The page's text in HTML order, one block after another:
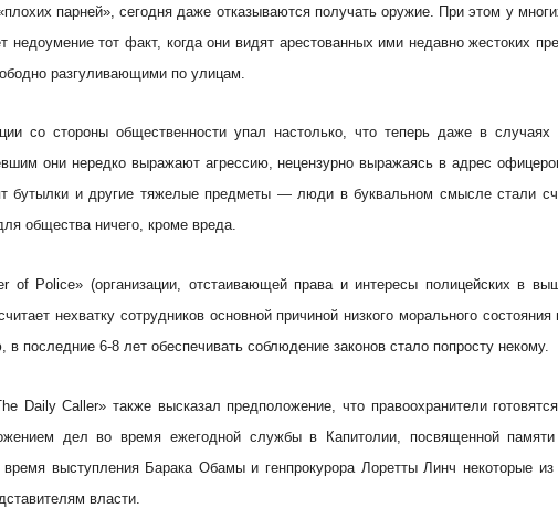
парней», сегодня даже отказываются получать оружие. При этом у
недоумение тот факт, когда они видят арестованных ими недавно жестоких
разгуливающими по улицам.
со стороны общественности упал настолько, что теперь даже в случаях
они нередко выражают агрессию, нецензурно выражаясь в адрес
бутылки и другие тяжелые предметы — люди в буквальном смысле стали
общества ничего, кроме вреда.
of Police» (организации, отстаивающей права и интересы полицейских в
нехватку сотрудников основной причиной низкого морального
последние 6-8 лет обеспечивать соблюдение законов стало попросту некому.
Daily Caller» также высказал предположение, что правоохранители
дел во время ежегодной службы в Капитолии, посвященной памяти
выступления Барака Обамы и генпрокурора Лоретты Линч некоторые из
власти.